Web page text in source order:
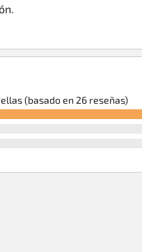
(basado en 26 reseñas)